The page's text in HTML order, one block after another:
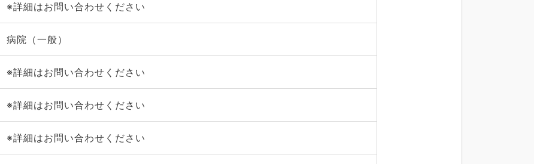
※詳細はお問い合わせください
病院（一般）
※詳細はお問い合わせください
※詳細はお問い合わせください
※詳細はお問い合わせください